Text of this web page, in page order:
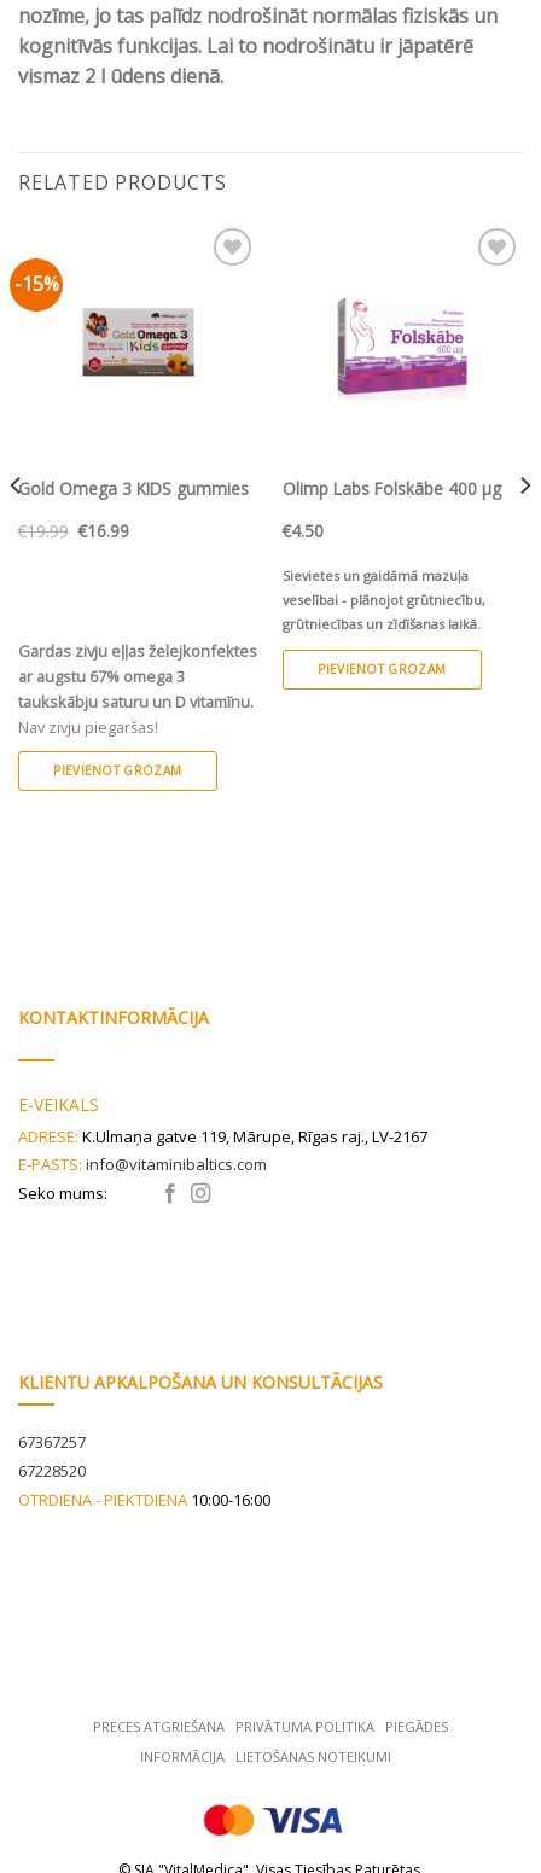
nozīme, jo tas palīdz nodrošināt normālas fiziskās un
kognitīvās funkcijas. Lai to nodrošinātu ir jāpatērē
vismaz 2 l ūdens dienā.
RELATED PRODUCTS
-15%
Gold Omega 3 KIDS gummies
€19.99 Original
price
€16.99Current
Gardas zivju eļļas želejkonfektes
ar augstu 67% omega 3
taukskābju saturu un D vitamīnu.
Nav zivju piegaršas!
PIEVIENOT GROZAM
Olimp Labs Folskābe 400 µg
€4.50
Sievietes un gaidāmā mazuļa
veselībai - plānojot grūtniecību,
grūtniecības un zīdīšanas laikā.
PIEVIENOT GROZAM
PRECES ATGRIEŠANA РRIVĀTUMA POLITIKA
PIEGĀDES
INFORMĀCIJA
LIETOŠANAS NOTEIKUMI
KONTAKTINFORMĀCIJA
E-VEIKALS
ADRESE: K.Ulmaņa gatve 119, Mārupe, Rīgas raj., LV-2167
E-PASTS: info@vitaminibaltics.com
Seko mums:
KLIENTU APKALPOŠANA UN KONSULTĀCIJAS
67367257
67228520
OTRDIENA - PIEKTDIENA 10:00-16:00